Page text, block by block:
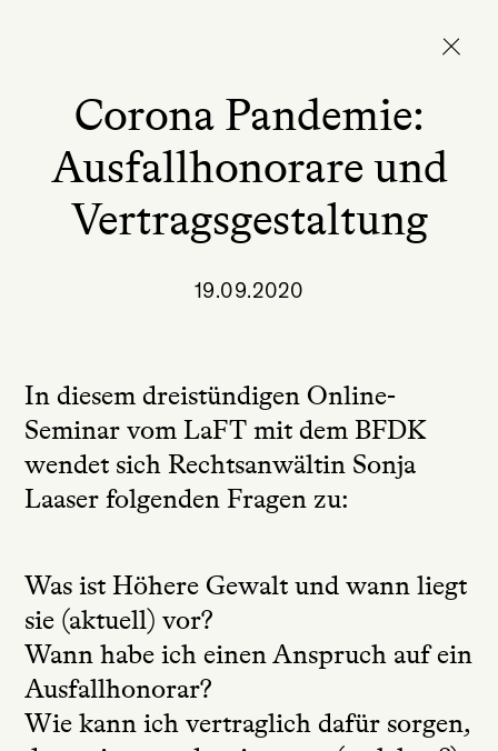
Corona Pandemie:
Ausfallhonorare und
Vertragsgestaltung
19.09.2020
In diesem dreistündigen Online-
Seminar vom LaFT mit dem BFDK
wendet sich Rechtsanwältin Sonja
Laaser folgenden Fragen zu:
Was ist Höhere Gewalt und wann liegt
sie (aktuell) vor?
Wann habe ich einen Anspruch auf ein
Ausfallhonorar?
Wie kann ich vertraglich dafür sorgen,